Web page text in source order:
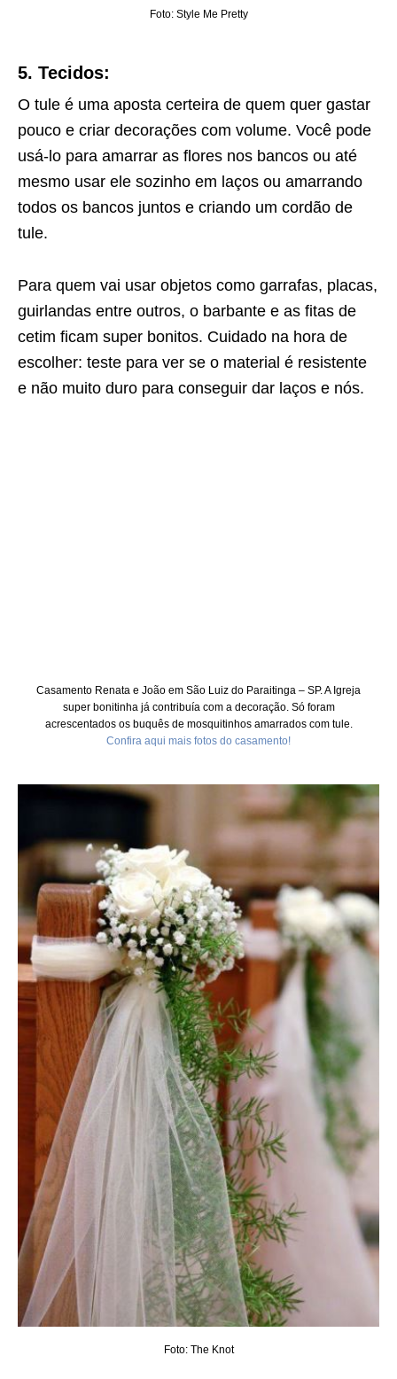
Foto: Style Me Pretty
5. Tecidos:
O tule é uma aposta certeira de quem quer gastar
pouco e criar decorações com volume. Você pode
usá-lo para amarrar as flores nos bancos ou até
mesmo usar ele sozinho em laços ou amarrando
todos os bancos juntos e criando um cordão de
tule.
Para quem vai usar objetos como garrafas, placas,
guirlandas entre outros, o barbante e as fitas de
cetim ficam super bonitos. Cuidado na hora de
escolher: teste para ver se o material é resistente
e não muito duro para conseguir dar laços e nós.
Casamento Renata e João em São Luiz do Paraitinga – SP. A Igreja
super bonitinha já contribuía com a decoração. Só foram
acrescentados os buquês de mosquitinhos amarrados com tule.
Confira aqui mais fotos do casamento!
Foto: The Knot